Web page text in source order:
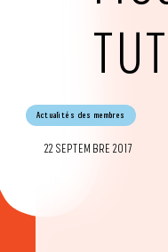
Actualités des membres
22 SEPTEMBRE 2017